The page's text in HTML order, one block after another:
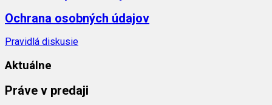
Ochrana osobných údajov
Pravidlá diskusie
Aktuálne
Práve v predaji